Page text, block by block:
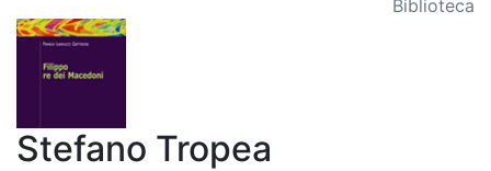
Biblioteca
Stefano Tropea